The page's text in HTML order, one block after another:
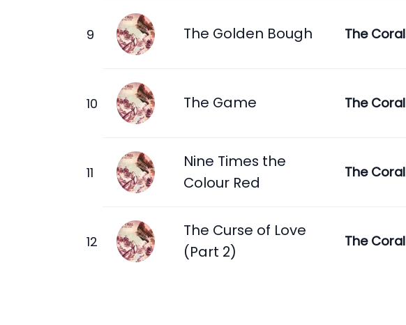
The Golden Bough The Coral
The Game The Coral
Nine Times the
Colour Red
The Coral
The Curse of Love
(Part 2)
The Coral